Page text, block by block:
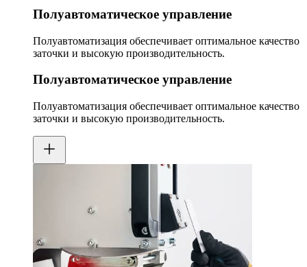
Полуавтоматическое управление
Полуавтоматизация обеспечивает оптимальное качество
заточки и высокую производительность.
Полуавтоматическое управление
Полуавтоматизация обеспечивает оптимальное качество
заточки и высокую производительность.